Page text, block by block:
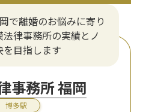
で離婚のお悩みに寄り
律事務所の実績とノ
目指します
事務所 福岡
博多駅